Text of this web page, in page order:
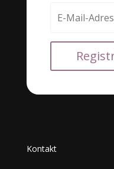
Kontakt